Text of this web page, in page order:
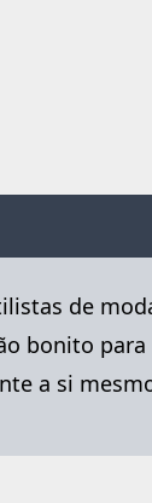
de
bonito
a si